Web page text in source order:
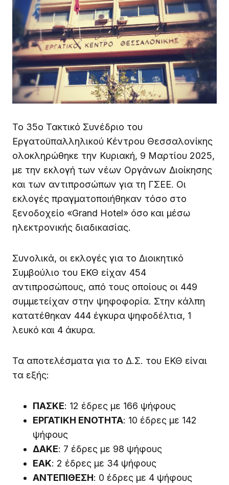
Το 35ο Τακτικό Συνέδριο του
Εργατοϋπαλληλικού Κέντρου Θεσσαλονίκης
ολοκληρώθηκε την Κυριακή, 9 Μαρτίου 2025,
με την εκλογή των νέων Οργάνων Διοίκησης
και των αντιπροσώπων για τη ΓΣΕΕ. Οι
εκλογές πραγματοποιήθηκαν τόσο στο
ξενοδοχείο «Grand Hotel» όσο και μέσω
ηλεκτρονικής διαδικασίας.
Συνολικά, οι εκλογές για το Διοικητικό
Συμβούλιο του ΕΚΘ είχαν 454
αντιπροσώπους, από τους οποίους οι 449
συμμετείχαν στην ψηφοφορία. Στην κάλπη
κατατέθηκαν 444 έγκυρα ψηφοδέλτια, 1
λευκό και 4 άκυρα.
Τα αποτελέσματα για το Δ.Σ. του ΕΚΘ είναι
τα εξής:
ΠΑΣΚΕ: 12 έδρες με 166 ψήφους
ΕΡΓΑΤΙΚΗ ΕΝΟΤΗΤΑ: 10 έδρες με 142
ψήφους
ΔΑΚΕ: 7 έδρες με 98 ψήφους
ΕΑΚ: 2 έδρες με 34 ψήφους
ΑΝΤΕΠΙΘΕΣΗ: 0 έδρες με 4 ψήφους